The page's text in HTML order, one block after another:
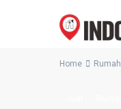
Home Rumah